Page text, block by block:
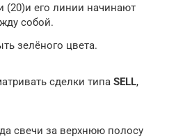
(20)и его линии начинают
собой.
зелёного цвета.
сделки типа SELL,
свечи за верхнюю полосу